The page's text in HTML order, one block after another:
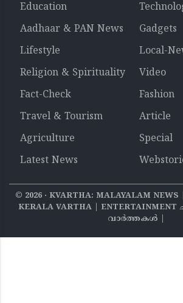
Education
Aadhaar & PAN News
Gadgets
Lifestyle
Local-
Religion & Spirituality
Video
Fact-Check
Fashion
Travel & Tourism
Article
Agriculture
Special
Latest News
© 2026‧ KVARTHA: MALAYALAM NEWS
KERALA VARTHA |
വാര്‍ത്തകൾ |